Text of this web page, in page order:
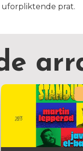
uforpliktende prat.